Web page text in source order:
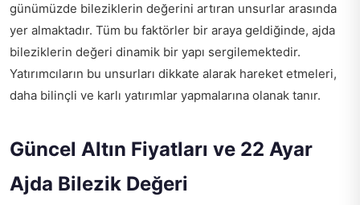
günümüzde bileziklerin değerini artıran unsurlar arasında
yer almaktadır. Tüm bu faktörler bir araya geldiğinde, ajda
bileziklerin değeri dinamik bir yapı sergilemektedir.
Yatırımcıların bu unsurları dikkate alarak hareket etmeleri,
daha bilinçli ve karlı yatırımlar yapmalarına olanak tanır.
Güncel Altın Fiyatları ve 22 Ayar
Ajda Bilezik Değeri